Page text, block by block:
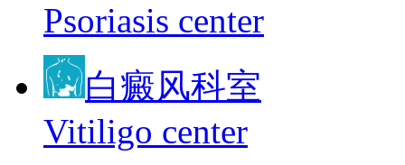
Psoriasis center
白癜风科室
Vitiligo center